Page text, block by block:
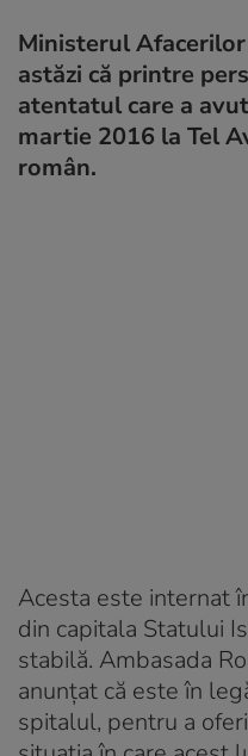
Ministerul
astăzi că printre
atentatul care a
martie 2016 la Tel
român.
Acesta este internat
din capitala Statului
stabilă. Ambasada
anunțat că este în
spitalul, pentru a